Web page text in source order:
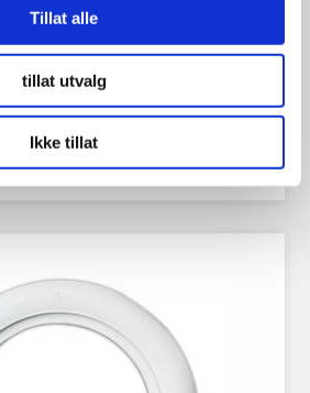
Tillat alle
tillat utvalg
Ikke tillat
1,198.00
Se flere detaljer